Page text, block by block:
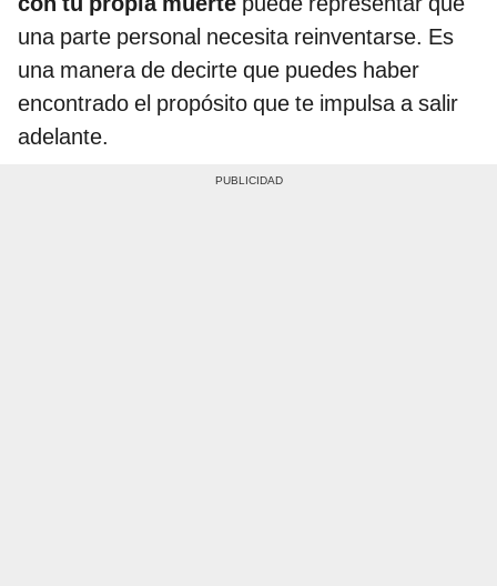
una parte personal necesita reinventarse. Es
una manera de decirte que puedes haber
encontrado el propósito que te impulsa a salir
adelante.